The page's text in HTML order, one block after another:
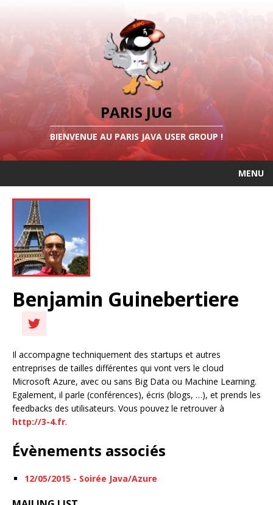
PARIS JUG
BIENVENUE AU PARIS JAVA USER GROUP !
MENU
Benjamin Guinebertiere
Il accompagne techniquement des startups et autres
entreprises de tailles différentes qui vont vers le cloud
Microsoft Azure, avec ou sans Big Data ou Machine Learning.
Egalement, il parle (conférences), écris (blogs, …), et prends les
feedbacks des utilisateurs. Vous pouvez le retrouver à
http://3-4.fr.
Évènements associés
12/05/2015 - Soirée Java/Azure